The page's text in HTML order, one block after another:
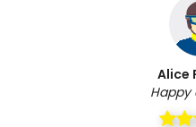
Alice
Happy